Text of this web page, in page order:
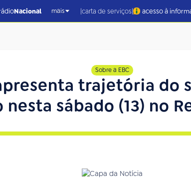
Nacional mais |carta de serviços| acesso à
Sobre a EBC
trajetória do
nesta sábado (13) no